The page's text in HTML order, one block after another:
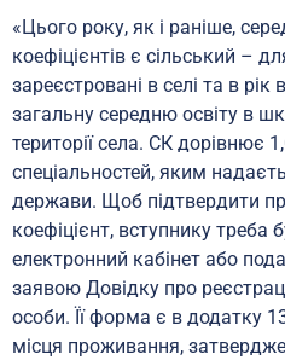
«Цього року, як і раніше,
коефіцієнтів є сільський –
зареєстровані в селі та в
загальну середню освіту в
території села. СК дорівнює
спеціальностей, яким
держави. Щоб підтвердити
коефіцієнт, вступнику треба
електронний кабінет або
заявою Довідку про
особи. Її форма є в додатку
місця проживання,